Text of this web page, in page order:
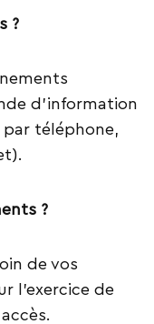
?
d’information
téléphone,
?
de vos
l’exercice de